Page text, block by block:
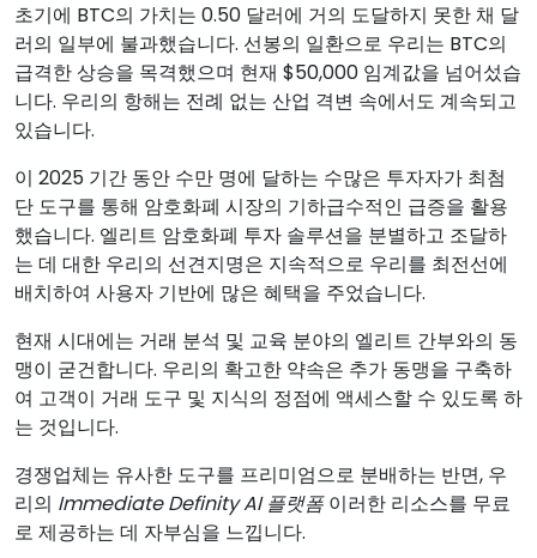
초기에 BTC의 가치는 0.50 달러에 거의 도달하지 못한 채 달
러의 일부에 불과했습니다. 선봉의 일환으로 우리는 BTC의
급격한 상승을 목격했으며 현재 $50,000 임계값을 넘어섰습
니다. 우리의 항해는 전례 없는 산업 격변 속에서도 계속되고
있습니다.
이 2025 기간 동안 수만 명에 달하는 수많은 투자자가 최첨
단 도구를 통해 암호화폐 시장의 기하급수적인 급증을 활용
했습니다. 엘리트 암호화폐 투자 솔루션을 분별하고 조달하
는 데 대한 우리의 선견지명은 지속적으로 우리를 최전선에
배치하여 사용자 기반에 많은 혜택을 주었습니다.
현재 시대에는 거래 분석 및 교육 분야의 엘리트 간부와의 동
맹이 굳건합니다. 우리의 확고한 약속은 추가 동맹을 구축하
여 고객이 거래 도구 및 지식의 정점에 액세스할 수 있도록 하
는 것입니다.
경쟁업체는 유사한 도구를 프리미엄으로 분배하는 반면, 우
리의 Immediate Definity AI 플랫폼이러한 리소스를 무료
로 제공하는 데 자부심을 느낍니다.